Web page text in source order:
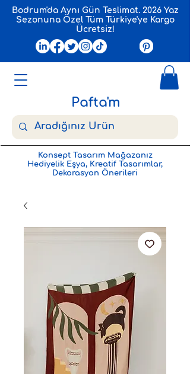
Pafta'm
Bodrum'da Aynı Gün Teslimat. 2026 Yaz
Sezonuna Özel Tüm Türkiye'ye Kargo
Ücretsiz!
Konsept Tasarım Mağazanız
Hediyelik Eşya, Kreatif Tasarımlar,
Dekorasyon Önerileri